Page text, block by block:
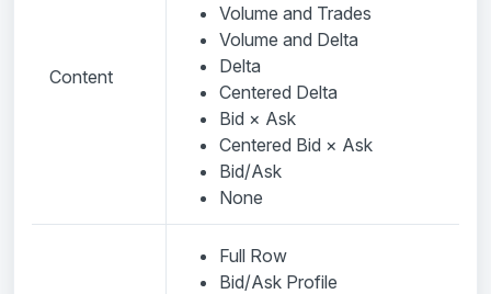
Content
Volume and Trades
Volume and Delta
Delta
Centered Delta
Bid × Ask
Centered Bid × Ask
Bid/Ask
None
Full Row
Bid/Ask Profile